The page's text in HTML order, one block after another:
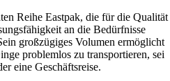
Reihe Eastpak, die für die Qualität
an die Bedürfnisse
großzügiges Volumen ermöglicht
problemlos zu transportieren, sei
eine Geschäftsreise.